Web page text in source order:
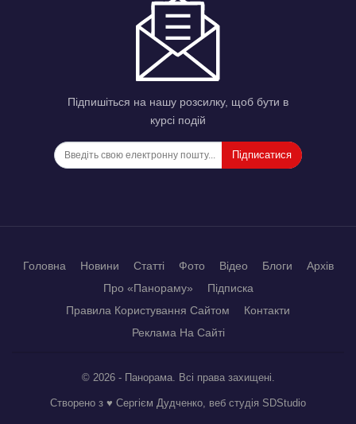
Підпишіться на нашу розсилку, щоб бути в
курсі подій
Підписатися
Головна Новини Статті Фото Відео Блоги
Архів
Про «Панораму»
Підписка
Правила Користування Сайтом
Контакти
Реклама На Сайті
© 2026 - Панорама. Всі права захищені.
Створено з ♥ Сергієм Дудченко, веб студія SDStudio